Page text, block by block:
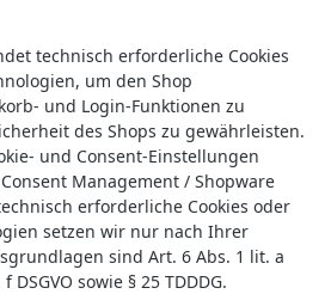
technisch erforderliche Cookies
um den Shop
und Login-Funktionen zu
des Shops zu gewährleisten.
und Consent-Einstellungen
Management / Shopware
erforderliche Cookies oder
setzen wir nur nach Ihrer
sind Art. 6 Abs. 1 lit. a
DSGVO sowie § 25 TDDDG.